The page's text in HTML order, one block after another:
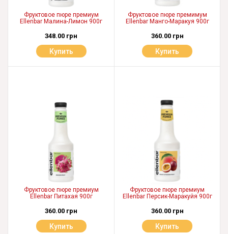
Фруктовое пюре премиум
Ellenbar Малина-Лимон 900г
348.00 грн
Купить
Фруктовое пюре премимум
Ellenbar Манго-Маракуя 900г
360.00 грн
Купить
Фруктовое пюре премиум
Ellenbar Питахая 900г
360.00 грн
Купить
Фруктовое пюре премиум
Ellenbar Персик-Маракуйя 900г
360.00 грн
Купить